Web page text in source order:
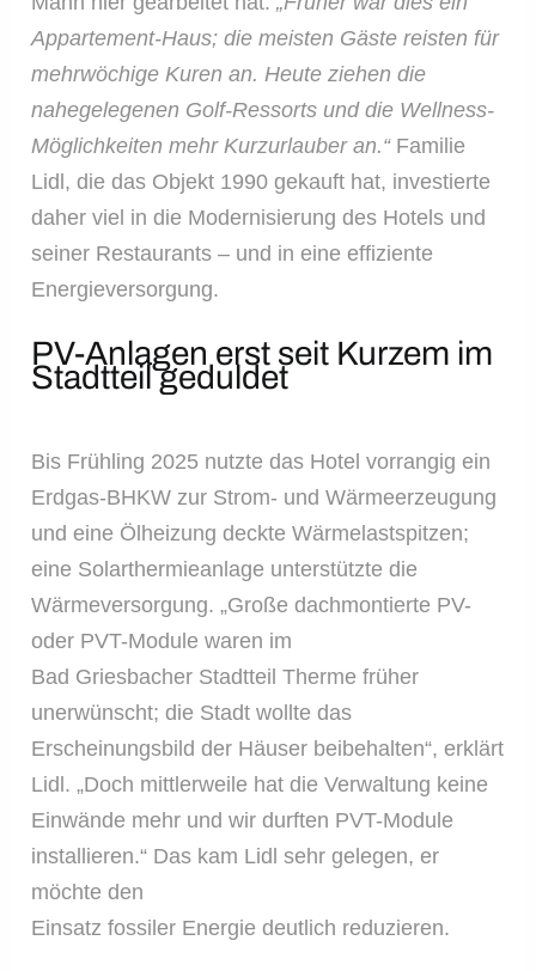
Appartement-Haus; diemeisten Gäste reisten für
mehrwöchige Kuren an. Heute ziehen die
nahegelegenen Golf-Ressorts und die Wellness-
Möglichkeiten mehr Kurzurlauber an.“Familie
Lidl, die das Objekt 1990 gekauft hat, investierte
daher viel in die Modernisierung des Hotels und
seiner Restaurants – und in eine effiziente
Energieversorgung.
PV-Anlagen erst seit Kurzem im
Stadtteil geduldet
Bis Frühling 2025 nutzte das Hotel vorrangig ein
Erdgas-BHKW zur Strom- und Wärmeerzeugung
und eine Ölheizung deckte Wärmelastspitzen;
eine Solarthermieanlage unterstützte die
Wärmeversorgung. „Große dachmontierte PV-
oder PVT-Module waren im
Bad Griesbacher Stadtteil Therme früher
unerwünscht; die Stadt wollte das
Erscheinungsbild der Häuser beibehalten“, erklärt
Lidl. „Doch mittlerweile hat die Verwaltung keine
Einwände mehr und wir durften PVT-Module
installieren.“ Das kam Lidl sehr gelegen, er
möchte den
Einsatz fossiler Energie deutlich reduzieren.